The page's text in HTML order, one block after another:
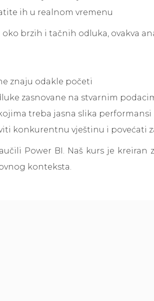
ih u realnom vremenu
brzih i tačnih odluka, ovakva
znaju odakle početi
zasnovane na stvarnim
treba jasna slika performansi
konkurentnu vještinu i povećati
Power BI. Naš kurs je
konteksta.